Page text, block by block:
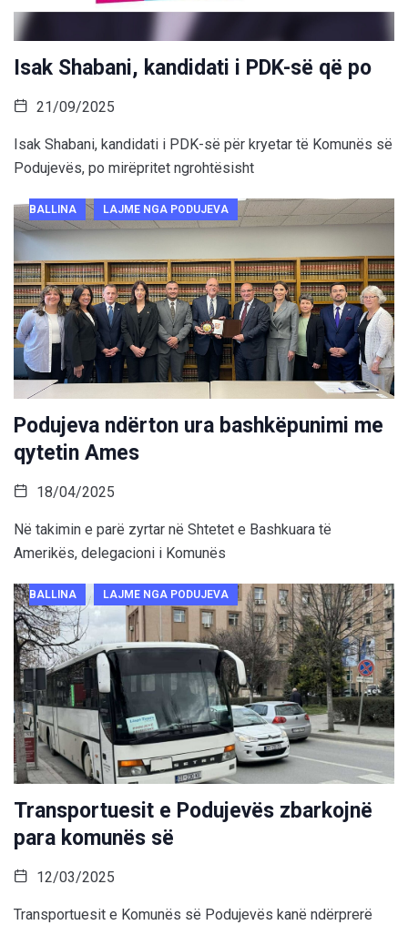
Isak Shabani, kandidati i PDK-së që po
21/09/2025
Isak Shabani, kandidati i PDK-së për kryetar të Komunës së
Podujevës, po mirëpritet ngrohtësisht
BALLINA LAJME NGA PODUJEVA
Podujeva ndërton ura bashkëpunimi me
qytetin Ames
18/04/2025
Në takimin e parë zyrtar në Shtetet e Bashkuara të
Amerikës, delegacioni i Komunës
BALLINA LAJME NGA PODUJEVA
Transportuesit e Podujevës zbarkojnë
para komunës së
12/03/2025
Transportuesit e Komunës së Podujevës kanë ndërprerë